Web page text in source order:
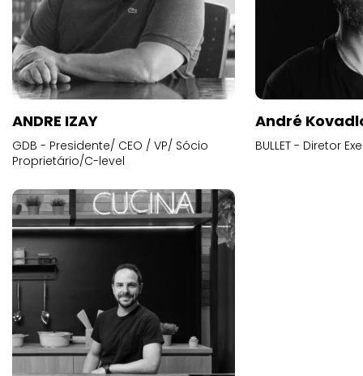
ANDRE IZAY
GDB - Presidente/ CEO / VP/ Sócio
Proprietário/C-level
André
BULLET - Diretor